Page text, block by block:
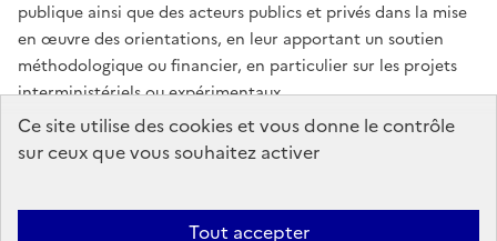
Ce site utilise des cookies et vous donne le contrôle
sur ceux que vous souhaitez activer
Tout accepter
publique ainsi que des acteurs publics et privés dans la mise
en œuvre des orientations, en leur apportant un soutien
méthodologique ou financier, en particulier sur les projets
interministériels ou expérimentaux.
info.gouv.fr
service-public.gouv.fr